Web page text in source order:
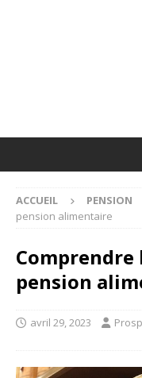
ACCUEIL PENSION
pension alimentaire
pension
avril 29, 2023